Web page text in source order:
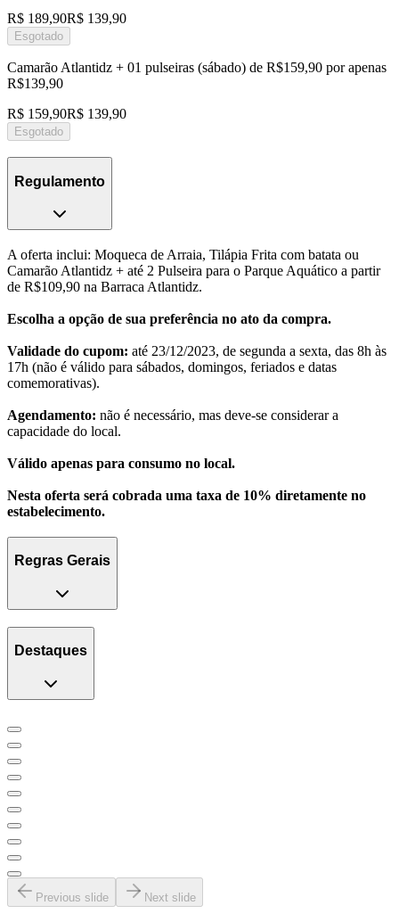
R$ 189,90R$ 139,90
Esgotado
Camarão Atlantidz + 01 pulseiras (sábado) de R$159,90 por apenas
R$139,90
R$ 159,90R$ 139,90
Esgotado
Regulamento
A oferta inclui: Moqueca de Arraia, Tilápia Frita com batata ou
Camarão Atlantidz + até 2 Pulseira para o Parque Aquático a partir
de R$109,90 na Barraca Atlantidz.
Escolha a opção de sua preferência no ato da compra.
Validade do cupom: até 23/12/2023, de segunda a sexta, das 8h às
17h (não é válido para sábados, domingos, feriados e datas
comemorativas).
Agendamento: não é necessário, mas deve-se considerar a
capacidade do local.
Válido apenas para consumo no local.
Nesta oferta será cobrada uma taxa de 10% diretamente no
estabelecimento.
Regras Gerais
Destaques
Previous slide Next slide